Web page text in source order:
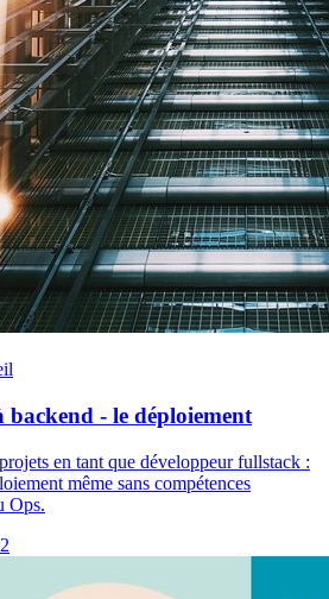
backend - le déploiement
en tant que développeur fullstack :
même sans compétences
Ops.